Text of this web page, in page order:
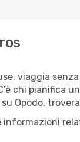
viaggia
chi pianifica
Opodo,